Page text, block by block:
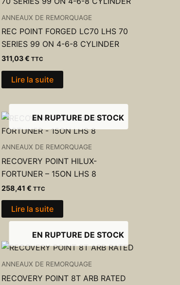
ANNEAUX DE REMORQUAGE
REC POINT FORGED LC70 LHS 70
SERIES 99 ON 4-6-8 CYLINDER
311,03€ TTC
Lire la suite
EN RUPTURE DE STOCK
ANNEAUX DE REMORQUAGE
RECOVERY POINT HILUX-
FORTUNER – 15ON LHS 8
258,41 € TTC
Lire la suite
EN RUPTURE DE STOCK
ANNEAUX DE REMORQUAGE
RECOVERY POINT 8T ARB RATED